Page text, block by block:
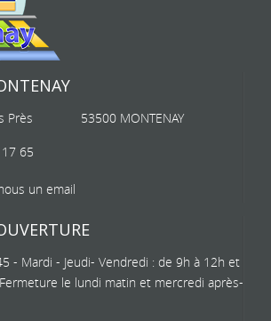
Près
53500 MONTENAY
65
un email
- Mardi - Jeudi- Vendredi : de 9h à 12h et
le lundi matin et mercredi après-